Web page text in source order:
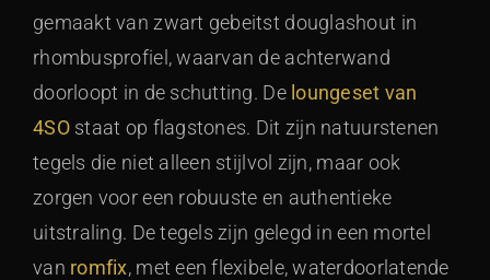
gemaakt van zwart gebeitst douglashout in
rhombusprofiel, waarvan de achterwand
doorloopt in de schutting. De loungeset van
4SOstaat op flagstones. Dit zijn natuurstenen
tegels die niet alleen stijlvol zijn, maar ook
zorgen voor een robuuste en authentieke
uitstraling. De tegels zijn gelegd in een mortel
van romfix, met een flexibele, waterdoorlatende